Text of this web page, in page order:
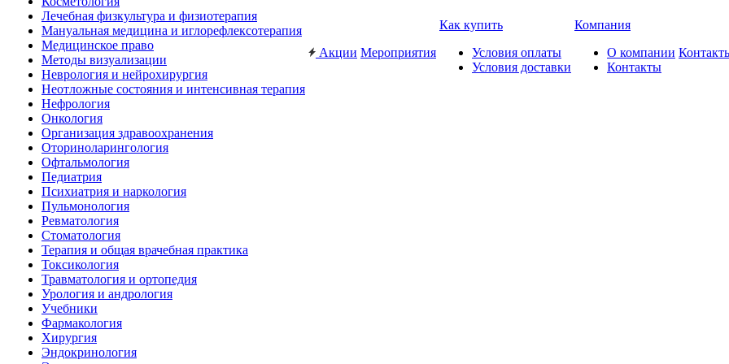
Лечебная физкультура и физиотерапия
Мануальная медицина и иглорефлексотерапия
Медицинское право
Методы визуализации
Неврология и нейрохирургия
Неотложные состояния и интенсивная терапия
Нефрология
Онкология
Организация здравоохранения
Оториноларингология
Офтальмология
Педиатрия
Психиатрия и наркология
Пульмонология
Ревматология
Стоматология
Терапия и общая врачебная практика
Токсикология
Травматология и ортопедия
Урология и андрология
Учебники
Фармакология
Хирургия
Эндокринология
Акции Мероприятия
Как купить
Условия оплаты
Условия доставки
Компания
О компании
Контакты